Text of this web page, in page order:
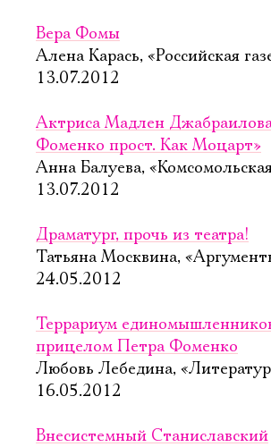
Вера Фомы
Алена Карась, «Российская
13.07.2012
Актриса Мадлен
Фоменко прост. Как Моцарт»
Анна Балуева,
13.07.2012
Драматург, прочь из театра!
Татьяна Москвина,
24.05.2012
Террариум
прицелом Петра Фоменко
Любовь Лебедина,
16.05.2012
Внесистемный Станиславский